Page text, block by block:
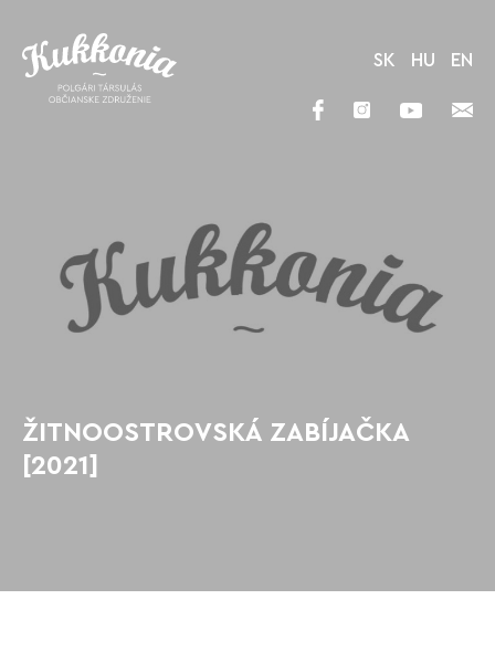
ŽITNOOSTROVSKÁ ZABÍJAČKA
[2021]
SK HU EN